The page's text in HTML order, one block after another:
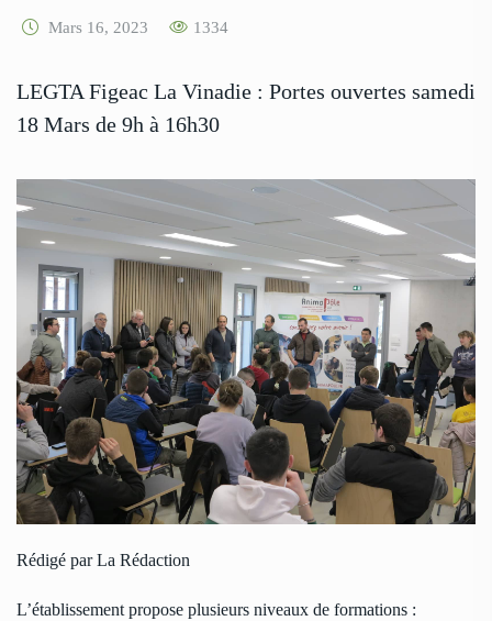
Mars 16, 2023 1334
LEGTA Figeac La Vinadie : Portes ouvertes samedi
18 Mars de 9h à 16h30
Rédigé par La Rédaction
L’établissement propose plusieurs niveaux de formations :